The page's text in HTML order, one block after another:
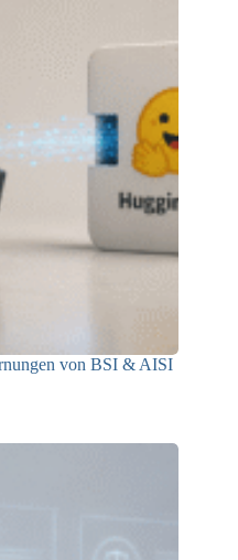
von BSI & AISI